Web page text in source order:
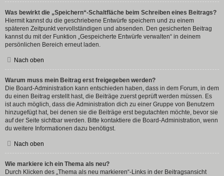
Was bewirkt die „Speichern“-Schaltfläche beim Schreiben eines Beitrags?
Hiermit kannst du die geschriebene Entwürfe speichern und zu einem
späteren Zeitpunkt vervollständigen und absenden. Den gesicherten Beitrag
kannst du mit der Funktion „Gespeicherte Entwürfe verwalten“ in deinem
persönlichen Bereich erneut laden.
Nach oben
Warum muss mein Beitrag erst freigegeben werden?
Die Board-Administration kann entschieden haben, dass in dem Forum, in dem
du einen Beitrag erstellt hast, die Beiträge zuerst geprüft werden müssen. Es
ist auch möglich, dass die Administration dich zu einer Gruppe von Benutzern
hinzugefügt hat, bei denen sie die Beiträge erst begutachten möchte, bevor sie
auf der Seite sichtbar werden. Bitte kontaktiere die Board-Administration, wenn
du weitere Informationen dazu benötigst.
Nach oben
Wie markiere ich ein Thema als neu?
Durch Klicken des „Thema als neu markieren“-Links in der Beitragsansicht